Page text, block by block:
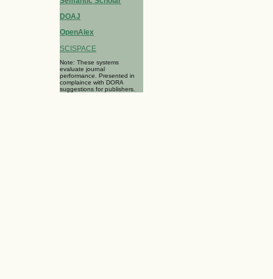
DOAJ
OpenAlex
SCISPACE
Note: These systems
evaluate journal
performance. Presented in
complaince with DORA
suggestions for publishers.